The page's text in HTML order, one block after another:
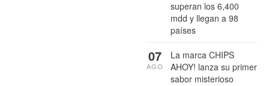
superan los 6,400
mdd y llegan a 98
países
La marca CHIPS
AHOY! lanza su primer
sabor misterioso
07
AGO